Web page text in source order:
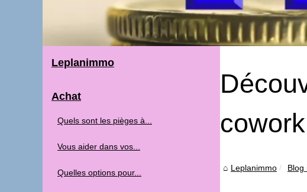
Leplanimmo Blog
Leplanimmo
Achat
Quels sont les pièges à...
Vous aider dans vos...
Quelles options pour...